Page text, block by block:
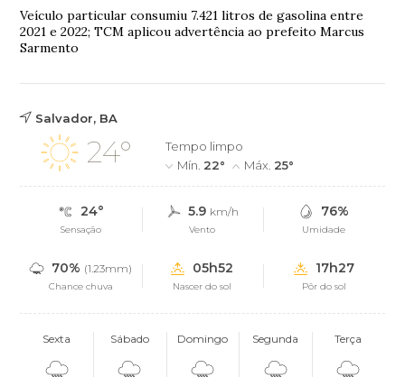
Veículo particular consumiu 7.421 litros de gasolina entre
2021 e 2022; TCM aplicou advertência ao prefeito Marcus
Sarmento
Salvador, BA
24°
Tempo limpo
Mín. 22° Máx. 25°
24°
Sensação
5.9 km/h
Vento
76%
Umidade
70% (1.23mm)
Chance chuva
05h52
Nascer do sol
17h27
Pôr do sol
Sexta Sábado Domingo Segunda Terça